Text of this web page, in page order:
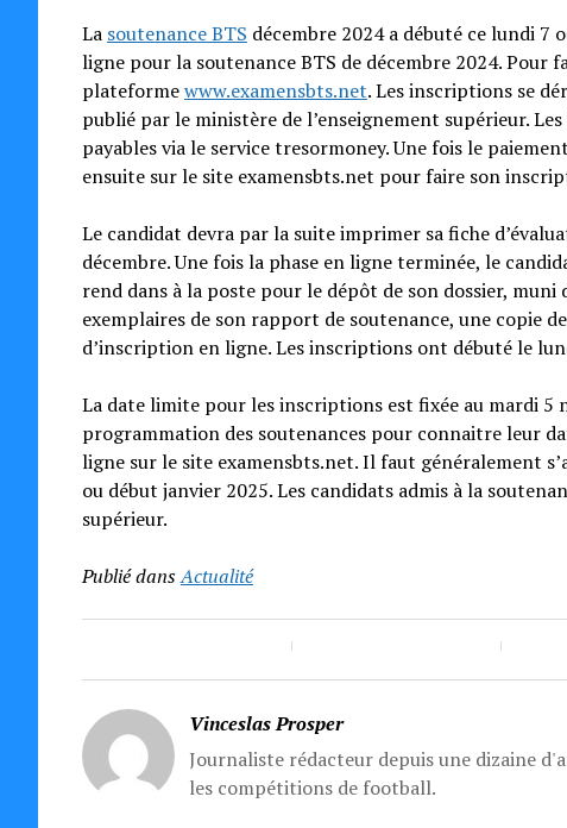
La soutenance BTS décembre 2024 a débuté ce lundi 7
ligne pour la soutenance BTS de décembre 2024.
plateformewww.examensbts.net. Les inscriptions se
publié par le ministère de l’enseignement supérieur.
payables via le service tresormoney. Une fois le
ensuite sur le site examensbts.net pour faire son
Le candidat devra par la suite imprimer sa fiche
décembre. Une fois la phase en ligne terminée, le
rend dans à la poste pour le dépôt de son dossier,
exemplaires de son rapport de soutenance, une copie
d’inscription en ligne. Les inscriptions ont débuté le
La date limite pour les inscriptions est fixée au mardi 5
programmation des soutenances pour connaitre leur
ligne sur le site examensbts.net. Il faut généralement
ou début janvier 2025. Les candidats admis à la
supérieur.
Publié dansActualité
Vinceslas Prosper
Journaliste rédacteur depuis une dizaine
les compétitions de football.